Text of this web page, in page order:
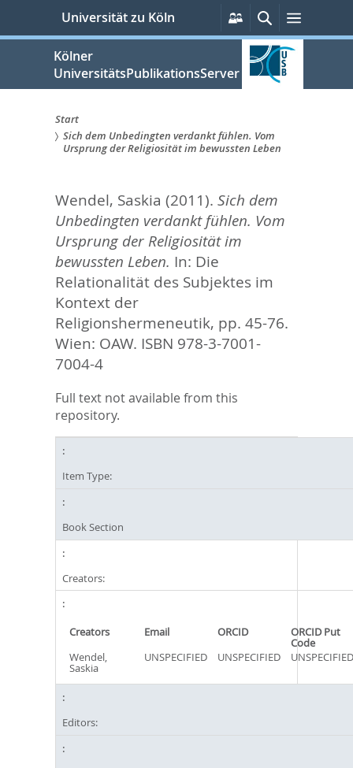
springen
Universität zu Köln
Persönliche
Services
SucheMenü
Kölner
UniversitätsPublikationsServer
Sie
hier:
Start
Sich dem Unbedingten verdankt fühlen. Vom
Ursprung der Religiosität im bewussten Leben
Wendel, Saskia (2011). Sich dem
Unbedingten verdankt fühlen. Vom
Ursprung der Religiosität im
bewussten Leben. In: Die
Relationalität des Subjektes im
Kontext der
Religionshermeneutik, pp. 45-76.
Wien: OAW. ISBN 978-3-7001-
7004-4
Full text not available from this
repository.
Item Type:
Book Section
Creators:
Creators Email ORCID ORCID Put
Code
Wendel,
Saskia
UNSPECIFIED UNSPECIFIED UNSPECIFIED
Editors: